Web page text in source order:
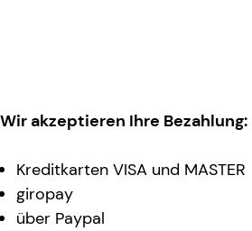
Wir akzeptieren Ihre Bezahlung:
Kreditkarten VISA und MASTER
giropay
über Paypal